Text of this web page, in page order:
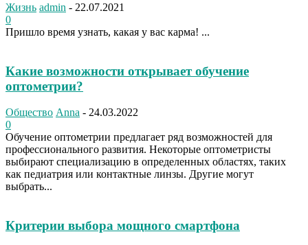
Жизнь admin - 22.07.2021
0
Пришло время узнать, какая у вас карма! ...
Какие возможности открывает обучение
оптометрии?
Общество Anna - 24.03.2022
0
Обучение оптометрии предлагает ряд возможностей для
профессионального развития. Некоторые оптометристы
выбирают специализацию в определенных областях, таких
как педиатрия или контактные линзы. Другие могут
выбрать...
Критерии выбора мощного смартфона